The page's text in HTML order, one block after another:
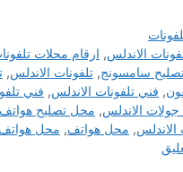
الاندلس, ارقام محلات
سامسونج, تلفونات الاندلس,
, فني تلفونات الاندلس, فني
الاندلس, محل تصليح هواتف
, محل هواتف, محل هواتف